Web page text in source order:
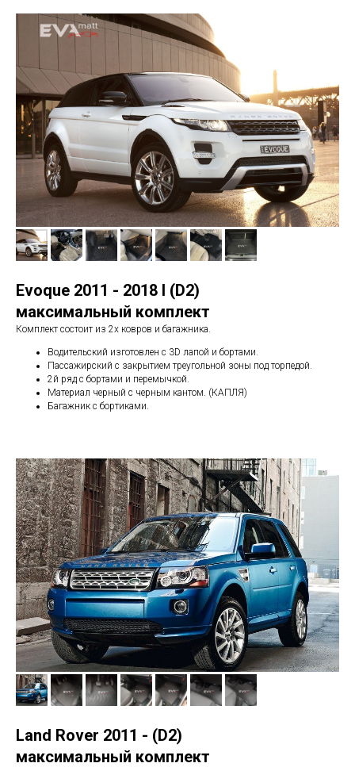
Evoque 2011 - 2018 I (D2)
максимальный комплект
Комплект состоит из 2х ковров и багажника.
Водительский изготовлен с 3D лапой и бортами.
Пассажирский с закрытием треугольной зоны под торпедой.
2й ряд с бортами и перемычкой.
Материал черный с черным кантом. (КАПЛЯ)
Багажник с бортиками.
Land Rover 2011 - (D2)
максимальный комплект